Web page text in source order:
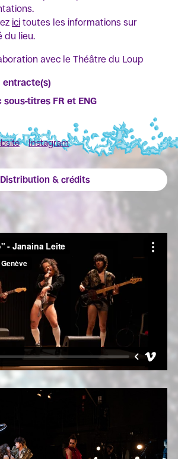
ici toutes les informations sur
du lieu.
avec le Théâtre du Loup
entracte(s)
titres FR et ENG
Instagram
Distribution & crédits